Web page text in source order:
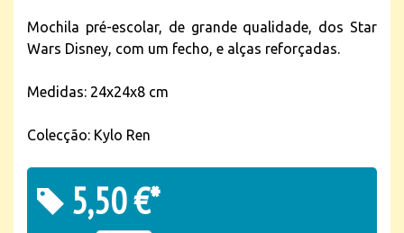
Mochila pré-escolar, de grande qualidade, dos Star
Wars Disney, com um fecho, e alças reforçadas.
Medidas: 24x24x8 cm
Colecção: Kylo Ren
5,50 €*